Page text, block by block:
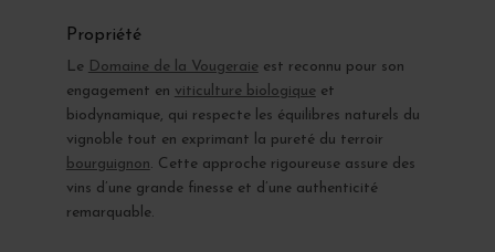
Propriété
Le Domaine de la Vougeraie est reconnu pour son
engagement en viticulture biologique et
biodynamique, qui respecte les équilibres naturels du
vignoble tout en exprimant la pureté du terroir
bourguignon. Cette approche rigoureuse assure des
vins d’une grande finesse et d’une authenticité
remarquable.